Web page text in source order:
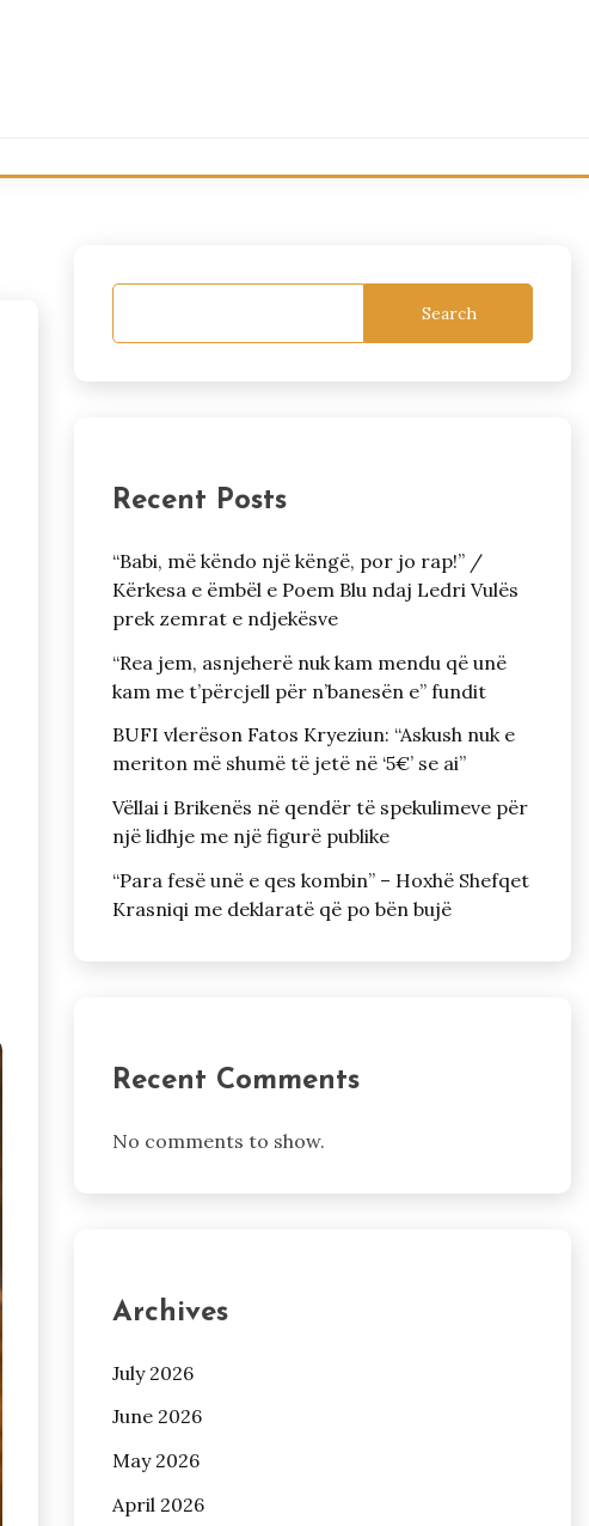
Search
Recent Posts
“Babi, më këndo një këngë, por jo rap!” /
Kërkesa e ëmbël e Poem Blu ndaj Ledri Vulës
prek zemrat e ndjekësve
“Rea jem, asnjeherë nuk kam mendu që unë
kam me t’përcjell për n’banesën e” fundit
BUFI vlerëson Fatos Kryeziun: “Askush nuk e
meriton më shumë të jetë në ‘5€’ se ai”
Vëllai i Brikenës në qendër të spekulimeve për
një lidhje me një figurë publike
“Para fesë unë e qes kombin” – Hoxhë Shefqet
Krasniqi me deklaratë që po bën bujë
Recent Comments
No comments to show.
Archives
July 2026
June 2026
May 2026
April 2026